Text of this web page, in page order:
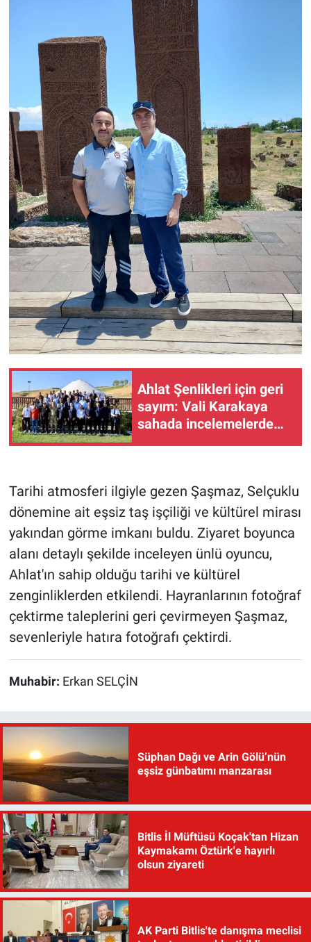
Ahlat Şenlikleri için geri
sayım: Vali Karakaya
sahada incelemelerde
Tarihi atmosferi ilgiyle gezen Şaşmaz, Selçuklu
dönemine ait eşsiz taş işçiliği ve kültürel mirası
yakından görme imkanı buldu. Ziyaret boyunca
alanı detaylı şekilde inceleyen ünlü oyuncu,
Ahlat'ın sahip olduğu tarihi ve kültürel
zenginliklerden etkilendi. Hayranlarının fotoğraf
çektirme taleplerini geri çevirmeyen Şaşmaz,
sevenleriyle hatıra fotoğrafı çektirdi.
Muhabir: Erkan SELÇİN
Süphan Dağı ve Arin Gölü’nün
eşsiz günbatımı manzarası
Bitlis İl Müftüsü Koçak'tan Hizan
Kaymakamı Öztürk'e hayırlı
olsun ziyareti
AK Parti Bitlis'te danışma meclisi